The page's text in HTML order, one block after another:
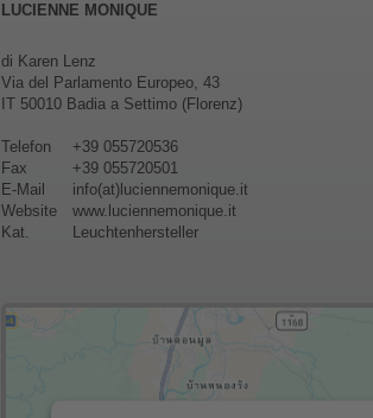
LUCIENNE MONIQUE
di Karen Lenz
Via del Parlamento Europeo, 43
IT 50010 Badia a Settimo (Florenz)
Telefon
+39 055720536
Fax
+39 055720501
E-Mail
info(at)luciennemonique.it
Website
www.luciennemonique.it
Kat.
Leuchtenhersteller